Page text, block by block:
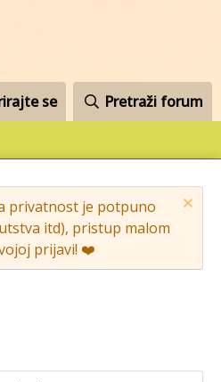
se Pretraži forum
privatnost je potpuno
itd), pristup malom
prijavi! ❤️